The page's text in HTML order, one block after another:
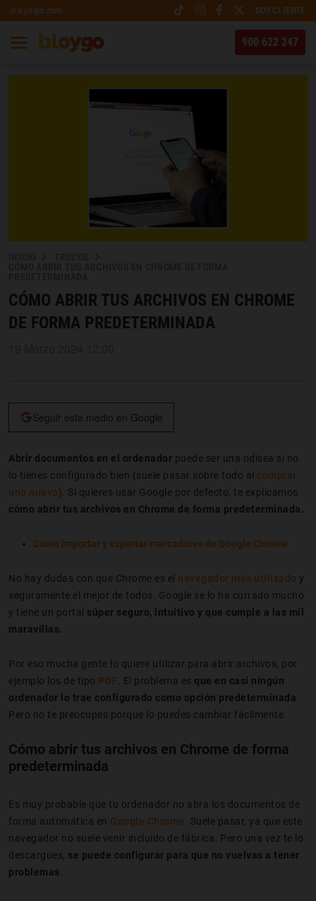
Ir a yoigo.com SOY CLIENTE
900 622 247
CÓMO ABRIR TUS ARCHIVOS EN CHROME
DE FORMA PREDETERMINADA
Seguir este medio en Google
Abrir documentos en el ordenador puede ser una odisea si no
lo tienes configurado bien (suele pasar sobre todo al comprar
uno nuevo). Si quieres usar Google por defecto, te explicamos
cómo abrir tus archivos en Chrome de forma predeterminada.
Cómo importar y exportar marcadores de Google Chrome
No hay dudas con que Chrome es el navegador más utilizado y
seguramente el mejor de todos. Google se lo ha currado mucho
y tiene un portal súper seguro, intuitivo y que cumple a las mil
maravillas.
Por eso mucha gente lo quiere utilizar para abrir archivos, por
ejemplo los de tipo PDF . El problema es que en casi ningún
ordenador lo trae configurado como opción predeterminada
Pero no te preocupes porque lo puedes cambiar fácilmente.
Cómo abrir tus archivos en Chrome de forma
predeterminada
Es muy probable que tu ordenador no abra los documentos de
forma automática en Google Chrome . Suele pasar, ya que este
navegador no suele venir incluido de fábrica. Pero una vez te lo
descargues, se puede configurar para que no vuelvas a tener
problemas